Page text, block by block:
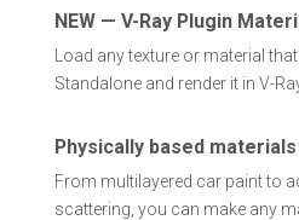
NEW — V-Ray Plugin
Load any texture or material
Standalone and render it in V-
Physically based materials
From multilayered car paint to
scattering, you can make any